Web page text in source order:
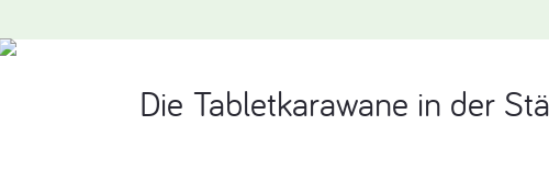
Die Tabletkarawane in der